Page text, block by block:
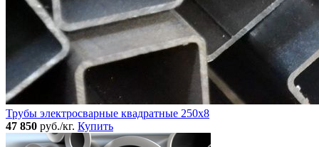
Трубы электросварные квадратные 250x8
47 850 руб./кг. Купить